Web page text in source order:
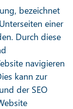
bezeichnet
einer
Durch diese
navigieren
kann zur
der SEO